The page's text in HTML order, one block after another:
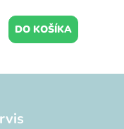
DO KOŠÍKA